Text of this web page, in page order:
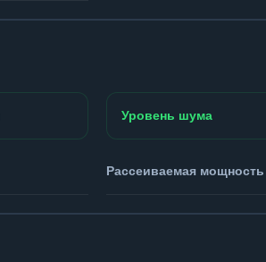
Уровень шума
Рассеиваемая мощность